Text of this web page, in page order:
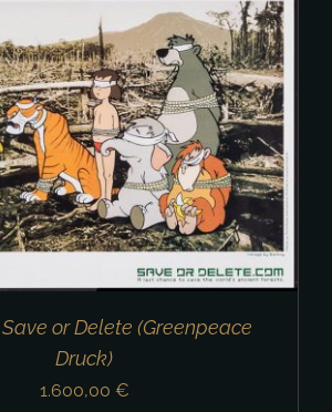
or Delete (Greenpeace
Druck)
1.600,00 €